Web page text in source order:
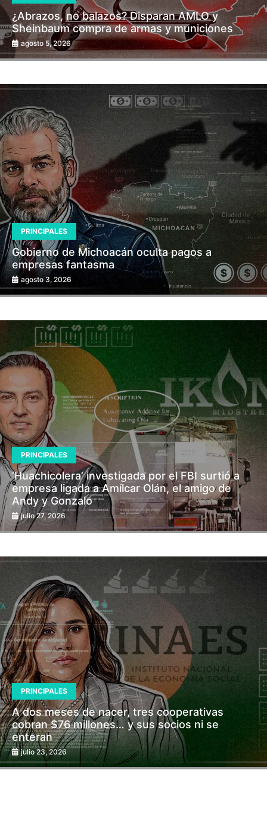
¿Abrazos, no balazos? Disparan AMLO y
Sheinbaum compra de armas y municiones
agosto 5, 2026
PRINCIPALES
Gobierno de Michoacán oculta pagos a
empresas fantasma
agosto 3, 2026
PRINCIPALES
‘Huachicolera’ investigada por el FBI surtió a
empresa ligada a Amílcar Olán, el amigo de
Andy y Gonzalo
julio 27, 2026
PRINCIPALES
A dos meses de nacer, tres cooperativas
cobran $76 millones… y sus socios ni se
enteran
julio 23, 2026